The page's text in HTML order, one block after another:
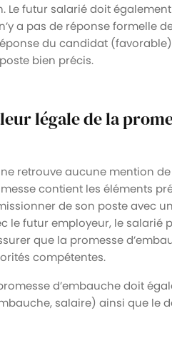
Le futur salarié doit
n’y a pas de réponse formelle
du candidat
bien précis.
légale de la
retrouve aucune mention
contient les éléments
de son poste avec
le futur employeur, le salarié
que la promesse
compétentes.
d’embauche doit
salaire) ainsi que le